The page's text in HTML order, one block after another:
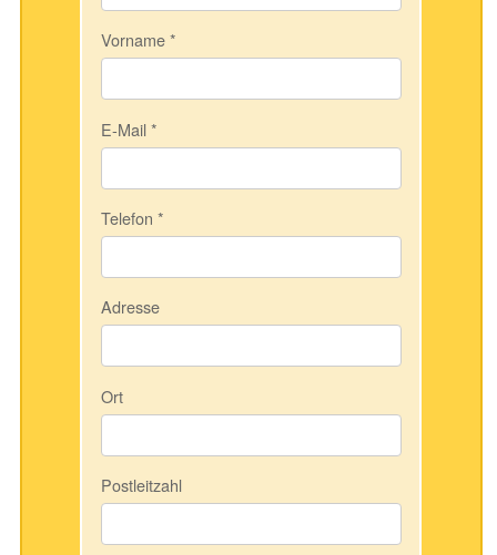
Vorname*
E-Mail*
Telefon *
Adresse
Ort
Postleitzahl